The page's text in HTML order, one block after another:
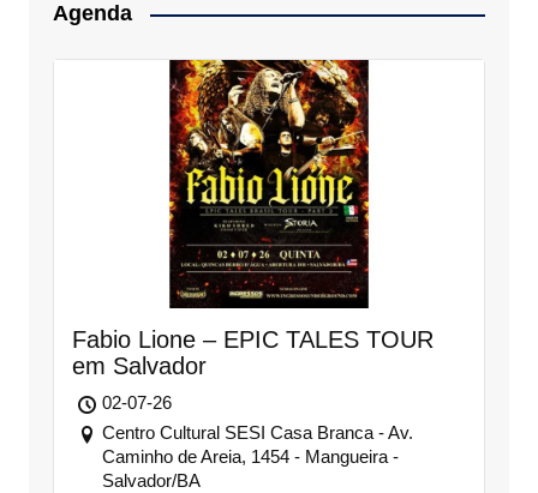
Agenda
Fabio Lione – EPIC TALES TOUR
em Salvador
02-07-26
Centro Cultural SESI Casa Branca - Av.
Caminho de Areia, 1454 - Mangueira -
Salvador/BA